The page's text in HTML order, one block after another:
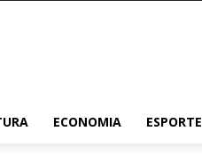
ECONOMIA ESPORTE